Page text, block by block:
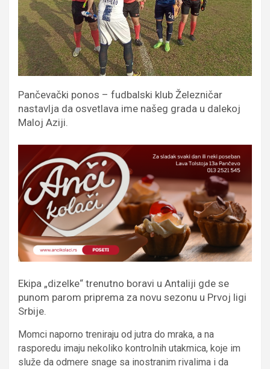
Pančevački ponos – fudbalski klub Železničar
nastavlja da osvetlava ime našeg grada u dalekoj
Maloj Aziji.
Ekipa „dizelke“ trenutno boravi u Antaliji gde se
punom parom priprema za novu sezonu u Prvoj ligi
Srbije.
Momci naporno treniraju od jutra do mraka, a na
rasporedu imaju nekoliko kontrolnih utakmica, koje im
služe da odmere snage sa inostranim rivalima i da